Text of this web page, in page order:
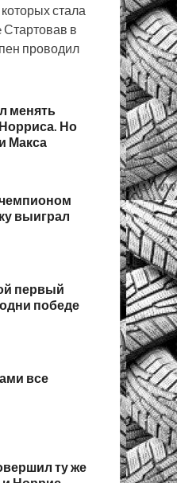
стала
Стартовав в
проводил
менять
Но
Макса
выиграл
первый
победе
все
ту же